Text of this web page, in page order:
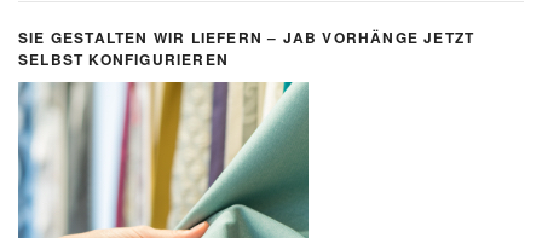
SIE GESTALTEN WIR LIEFERN – JAB VORHÄNGE JETZT
SELBST KONFIGURIEREN